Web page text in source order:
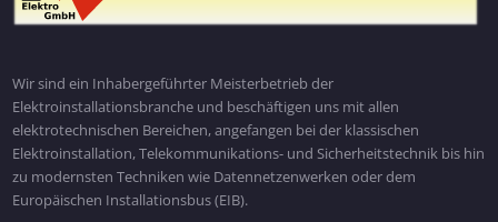
Wir sind ein Inhabergeführter Meisterbetrieb der
Elektroinstallationsbranche und beschäftigen uns mit allen
elektrotechnischen Bereichen, angefangen bei der klassischen
Elektroinstallation, Telekommunikations- und Sicherheitstechnik bis hin
zu modernsten Techniken wie Datennetzenwerken oder dem
Europäischen Installationsbus (EIB).